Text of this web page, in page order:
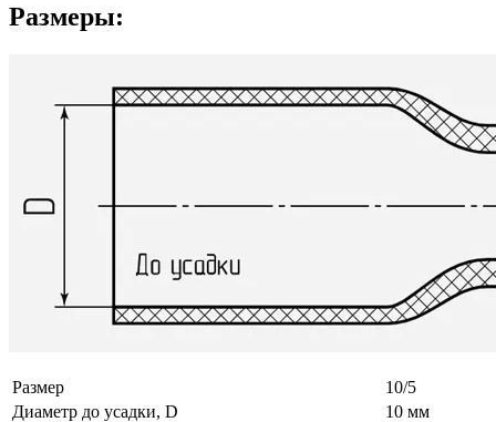
Размеры:
Размер
10/5
Диаметр до усадки, D
10 мм